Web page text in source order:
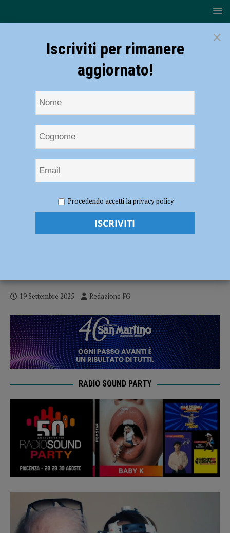
cavo orale, in 150 presenti ai controlli: diciannove persone prese in
Screening tumore del cavo orale, in 150
19 Settembre 2025 Redazione FG
RADIO SOUND PARTY
×
Iscriviti per rimanere
aggiornato!
Procedendo accetti la privacy policy